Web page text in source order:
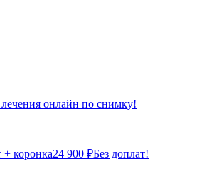
лечения онлайн по снимку!
коронка24 900 ₽Без доплат!